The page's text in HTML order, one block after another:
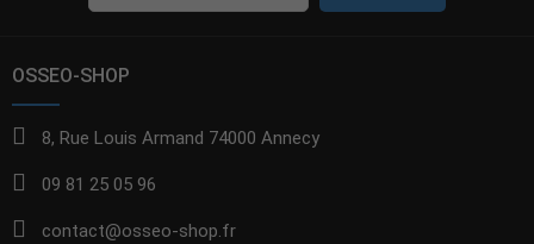
OSSEO-SHOP
8, Rue Louis Armand 74000 Annecy
09 81 25 05 96
contact@osseo-shop.fr